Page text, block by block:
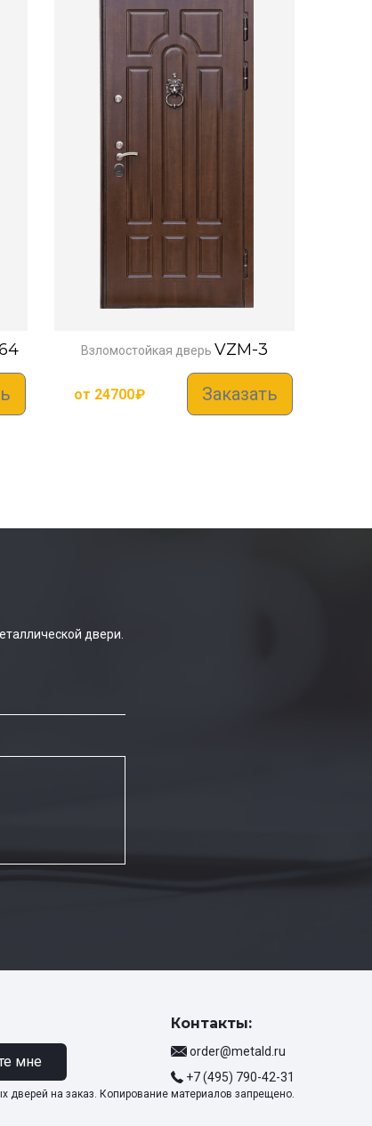
Взломостойкая дверь VZM-3
от 24700₽ Заказать
двери.
мне
Контакты:
order@metald.ru
+7 (495) 790-42-31
дверей на заказ. Копирование материалов запрещено.